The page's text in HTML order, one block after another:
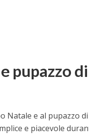
pupazzo
Natale e al pupazzo
e piacevole